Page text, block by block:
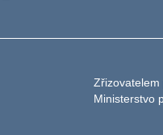
Zřizovatelem
Ministerstvo